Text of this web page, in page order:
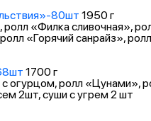
80шт 1950 г
«Филка сливочная»,
«Горячий санрайз»,
1700 г
огурцом, ролл «Цунами»,
2шт, суши с угрем 2 шт